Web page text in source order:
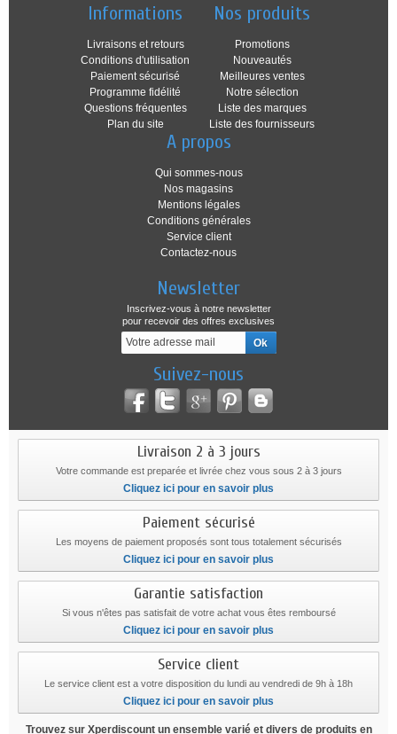
Informations
Livraisons et retours
Conditions d'utilisation
Paiement sécurisé
Programme fidélité
Questions fréquentes
Plan du site
Nos produits
Promotions
Nouveautés
Meilleures ventes
Notre sélection
Liste des marques
Liste des fournisseurs
A propos
Qui sommes-nous
Nos magasins
Mentions légales
Conditions générales
Service client
Contactez-nous
Newsletter
Inscrivez-vous à notre newsletter
pour recevoir des offres exclusives
Suivez-nous
Livraison 2 à 3 jours
Votre commande est preparée et livrée chez vous sous 2 à 3 jours
Cliquez ici pour en savoir plus
Paiement sécurisé
Les moyens de paiement proposés sont tous totalement sécurisés
Cliquez ici pour en savoir plus
Garantie satisfaction
Si vous n'êtes pas satisfait de votre achat vous êtes remboursé
Cliquez ici pour en savoir plus
Service client
Le service client est a votre disposition du lundi au vendredi de 9h à 18h
Cliquez ici pour en savoir plus
Trouvez sur Xperdiscount un ensemble varié et divers de produits en